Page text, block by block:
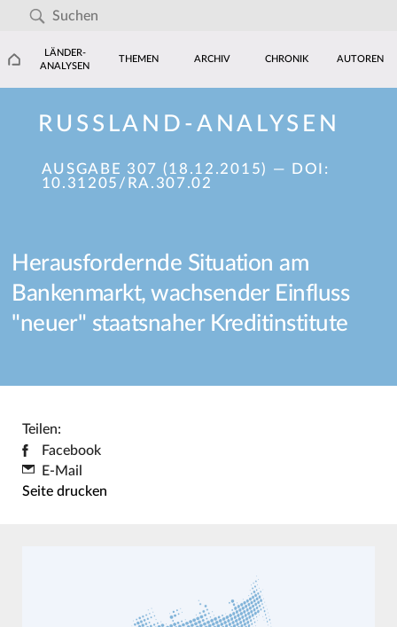
LÄNDER-
ANALYSEN
THEMEN ARCHIV CHRONIK AUTOREN
RUSSLAND-ANALYSEN
AUSGABE 307 (18.12.2015)
— DOI:
10.31205/RA.307.02
Herausfordernde Situation am
Bankenmarkt, wachsender Einfluss
"neuer" staatsnaher Kreditinstitute
Teilen:
Facebook
E-Mail
Seite drucken